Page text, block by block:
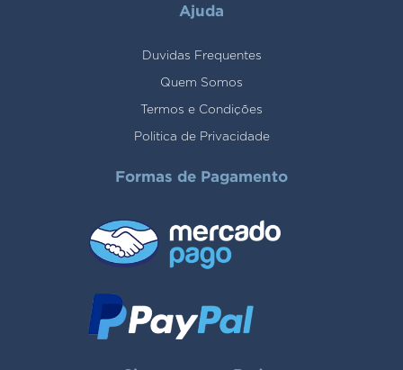
Ajuda
Duvidas Frequentes
Quem Somos
Termos e Condições
Politica de Privacidade
Formas de Pagamento